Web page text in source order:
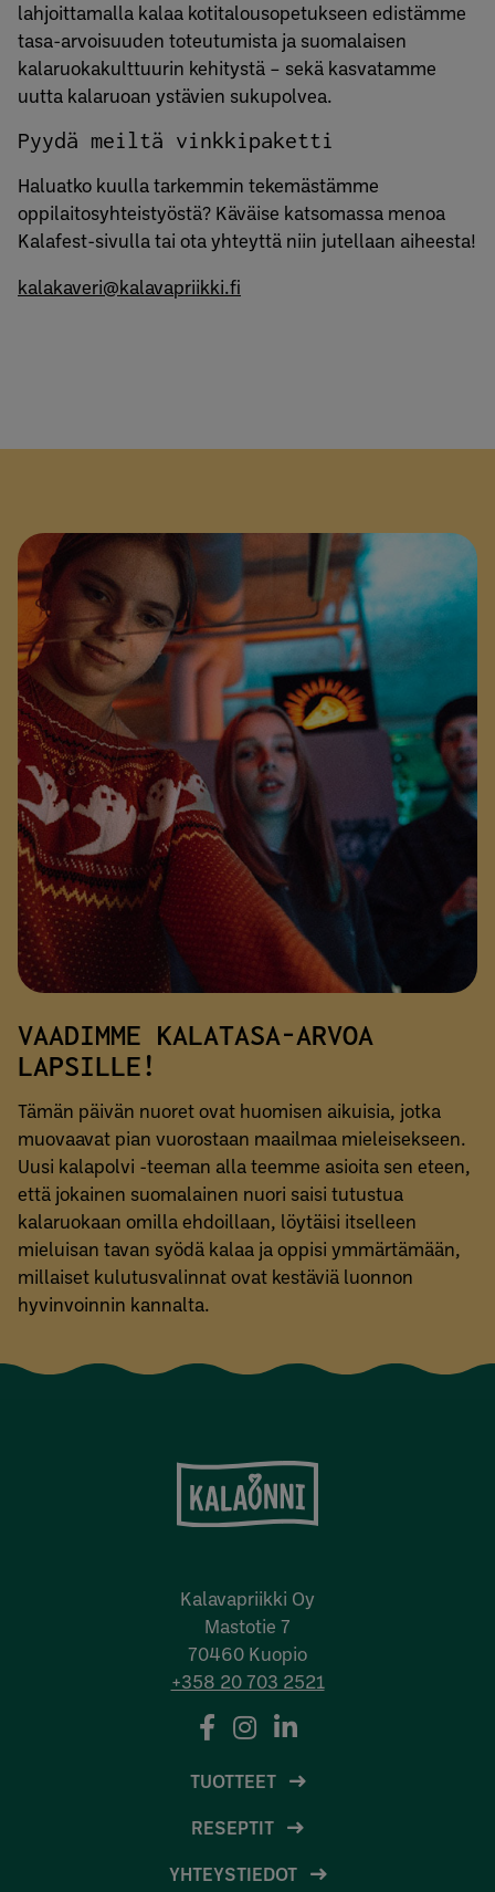
lahjoittamalla kalaa kotitalousopetukseen edistämme
tasa-arvoisuuden toteutumista ja suomalaisen
kalaruokakulttuurin kehitystä – sekä kasvatamme
uutta kalaruoan ystävien sukupolvea.
Pyydä meiltä vinkkipaketti
Haluatko kuulla tarkemmin tekemästämme
oppilaitosyhteistyöstä? Käväise katsomassa menoa
Kalafest-sivulla tai ota yhteyttä niin jutellaan aiheesta!
kalakaveri@kalavapriikki.fi
VAADIMME KALATASA-ARVOA
LAPSILLE!
Tämän päivän nuoret ovat huomisen aikuisia, jotka
muovaavat pian vuorostaan maailmaa mieleisekseen.
Uusi kalapolvi -teeman alla teemme asioita sen eteen,
että jokainen suomalainen nuori saisi tutustua
kalaruokaan omilla ehdoillaan, löytäisi itselleen
mieluisan tavan syödä kalaa ja oppisi ymmärtämään,
millaiset kulutusvalinnat ovat kestäviä luonnon
hyvinvoinnin kannalta.
Kalavapriikki Oy
Mastotie 7
70460 Kuopio
+358 20 703 2521
TUOTTEET
RESEPTIT
YHTEYSTIEDOT